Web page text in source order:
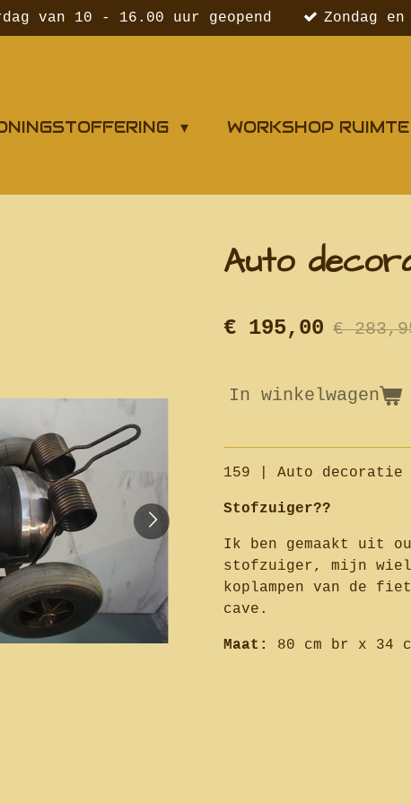
van 10 - 16.00 uur geopend Zondag
WORKSHOP RUIMTE
Auto
€ 195,00 €
In winkelwagen
159 | Auto decoratie
Stofzuiger??
Ik ben gemaakt uit
stofzuiger, mijn
koplampen van de
cave.
Maat: 80 cm br x 34